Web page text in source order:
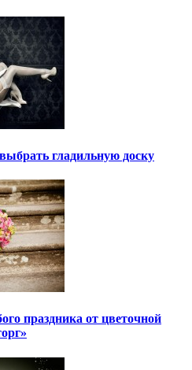
гладильную доску
праздника от цветочной